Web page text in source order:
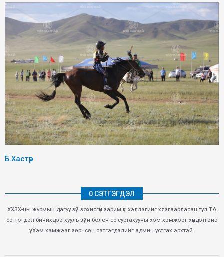
Б.Хастөр
0 СЭТГЭГДЭЛ
ХХЗХ-ны журмын дагуу зүй зохисгүй зарим үг, хэллэгийг хязгаарласан тул ТА
сэтгэгдэл бичихдээ хууль зүйн болон ёс суртахууны хэм хэмжээг хүндэтгэнэ
үү. Хэм хэмжээг зөрчсөн сэтгэгдэлийг админ устгах эрхтэй.